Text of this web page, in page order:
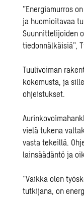
”Energiamurros
ja huomioitavaa
Suunnittelijoiden
tiedonnälkäisiä”,
Tuulivoiman
kokemusta, ja
ohjeistukset.
vielä tukena
vasta tekeillä.
lainsäädäntö ja
”Vaikka olen
tutkijana, on